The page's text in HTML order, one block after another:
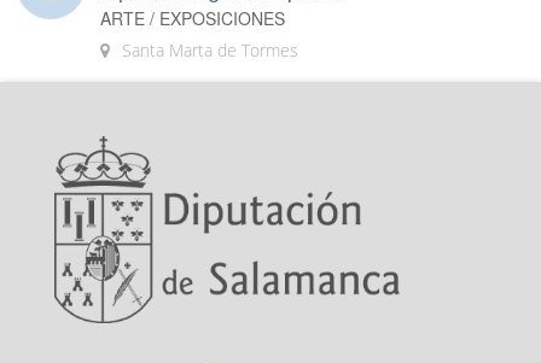
ARTE / EXPOSICIONES
Santa Marta de Tormes